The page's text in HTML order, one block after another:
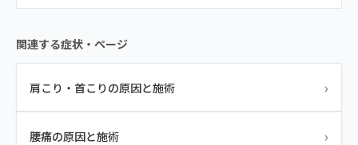
関連する症状・ページ
肩こり・首こりの原因と施術 ›
腰痛の原因と施術 ›